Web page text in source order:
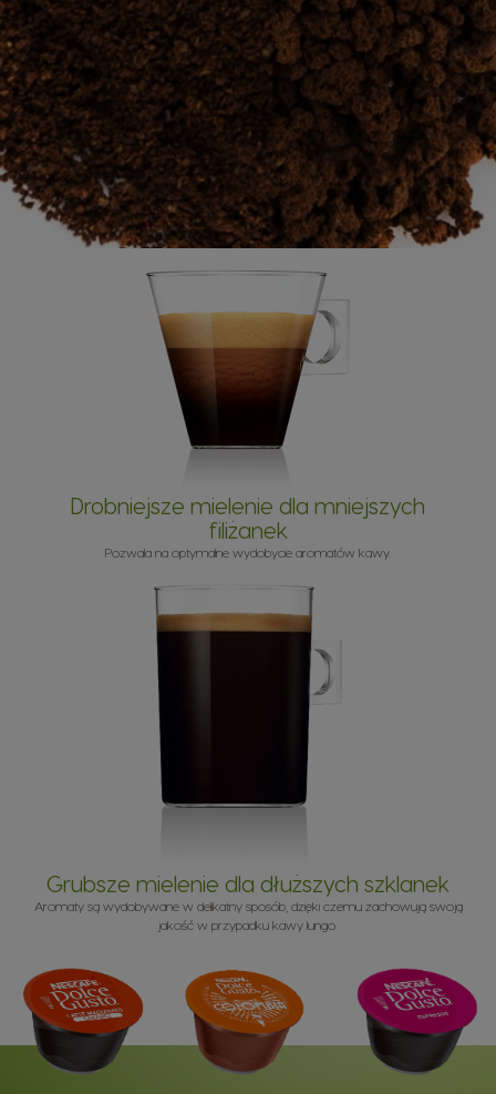
Drobniejsze mielenie dla mniejszych
filiżanek
Pozwala na optymalne wydobycie aromatów kawy.
Grubsze mielenie dla dłuższych szklanek
Aromaty są wydobywane w delikatny sposób, dzięki czemu zachowują swoją
jakość w przypadku kawy lungo.